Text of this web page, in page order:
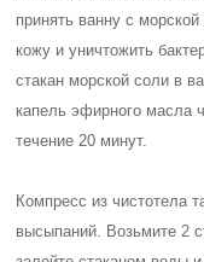
принять ванну с
кожу и уничтожить
стакан морской соли в
капель эфирного масла
течение 20 минут.
Компресс из чистотела
высыпаний. Возьмите 2